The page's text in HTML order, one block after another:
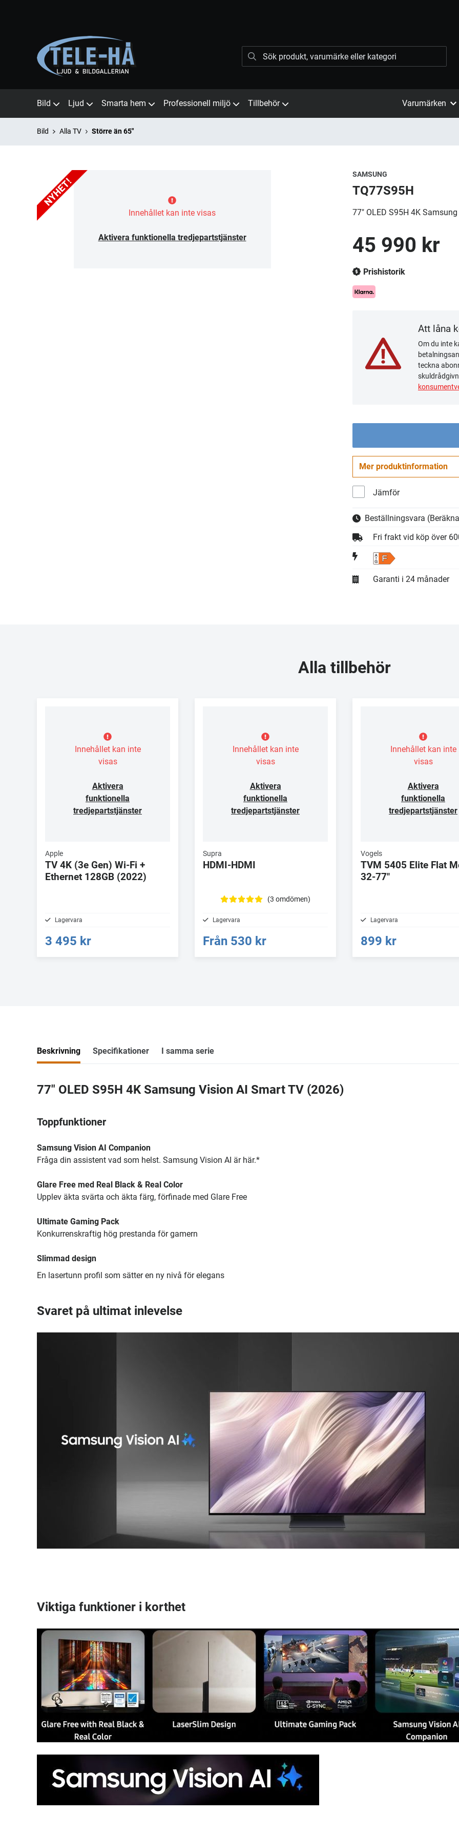
Bild Ljud Smarta hem Professionell miljö Tillbehör Varumärken
Bild Alla TV Större än 65"
Innehållet kan inte visas
Aktivera funktionella tredjepartstjänster
SAMSUNG
TQ77S95H
77" OLED S95H 4K
45 990 kr
Prishistorik
Att låna
Om du inte
teckna
Mer produktinformation
Jämför
Beställningsvara
Fri frakt vid köp över
F
Garanti i 24 månader
Alla tillbehör
Innehållet kan inte
visas
Aktivera
funktionella
tredjepartstjänster
Apple
TV 4K (3e Gen) Wi-Fi +
Ethernet 128GB (2022)
Lagervara
3 495 kr
Innehållet kan inte
visas
Aktivera
funktionella
tredjepartstjänster
Supra
HDMI-HDMI
(3 omdömen)
Lagervara
Från 530 kr
Innehållet kan inte
visas
Aktivera
funktionella
tredjepartstjänster
Vogels
TVM 5405 Elite Flat
32-77"
Lagervara
899 kr
Beskrivning Specifikationer I samma serie
77" OLED S95H 4K Samsung Vision AI Smart TV (2026)
Toppfunktioner
Samsung Vision AI Companion
Fråga din assistent vad som helst. Samsung Vision AI är här.*
Glare Free med Real Black & Real Color
Upplev äkta svärta och äkta färg, förfinade med Glare Free
Ultimate Gaming Pack
Konkurrenskraftig hög prestanda för gamern
Slimmad design
En lasertunn profil som sätter en ny nivå för elegans
Svaret på ultimat inlevelse
Viktiga funktioner i korthet